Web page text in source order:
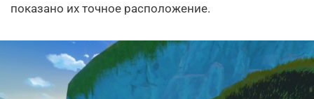
показано их точное расположение.